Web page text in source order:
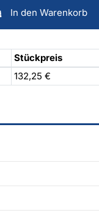
In den Warenkorb
Stückpreis
132,25 €